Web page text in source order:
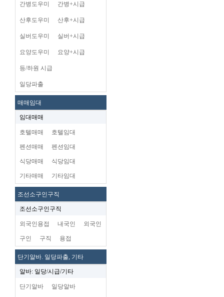
간병도우미 간병+시급
산후도우미 산후+시급
실버도우미 실버+시급
요양도우미 요양+시급
등/하원 시급
일당파출
매매임대
임대매매
호텔매매 호텔임대
펜션매매 펜션임대
식당매매 식당임대
기타매매 기타임대
조선소구인구직
조선소구인구직
외국인용접 내국인 외국인
구인 구직 용접
단기알바. 일당파출, 기타
알바: 일당/시급/기타
단기알바 일당알바